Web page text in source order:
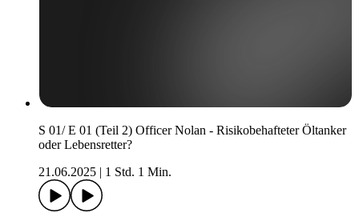
S 01/ E 01 (Teil 2) Officer Nolan - Risikobehafteter Öltanker
oder Lebensretter?
21.06.2025 | 1 Std. 1 Min.